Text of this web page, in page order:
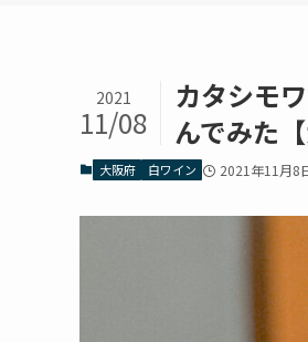
カタシモ
んでみた
2021
11/08
大阪府 白ワイン 2021年11月8